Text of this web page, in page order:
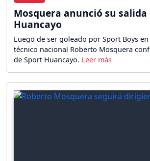
Mosquera anunció su salida
Huancayo
Luego de ser goleado por Sport Boys
técnico nacional Roberto Mosquera
de Sport Huancayo.